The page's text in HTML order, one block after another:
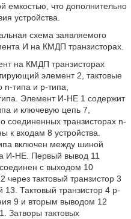
емкостью, что дополнительно
устройства.
схема заявляемого
И на КМДП транзисторах.
на КМДП транзисторах
элемент 2, тактовые
n-типа и p-типа,
Элемент И-НЕ 1 содержит
и ключевую цепь 7,
соединенных транзисторах n-
к входам 8 устройства.
включен между шиной
И-НЕ. Первый вывод 11
с выходом 10
тактовый транзистор 3
Тактовый транзистор 4 p-
9 и вторым выводом 12
Затворы тактовых